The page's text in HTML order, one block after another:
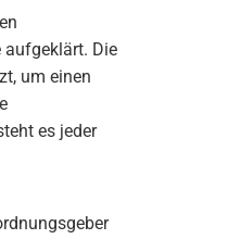
aufgeklärt. Die
um einen
es jeder